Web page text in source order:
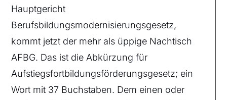
Hauptgericht
Berufsbildungsmodernisierungsgesetz,
kommt jetzt der mehr als üppige Nachtisch
AFBG. Das ist die Abkürzung für
Aufstiegsfortbildungsförderungsgesetz; ein
Wort mit 37 Buchstaben. Dem einen oder